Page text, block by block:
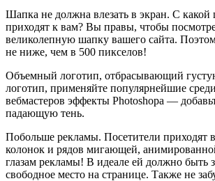
Шапка не должна влезать в экран. С
приходят к вам? Вы правы, чтобы
великолепную шапку вашего сайта.
не ниже, чем в 500 пикселов!
Объемный логотип, отбрасывающий
логотип, применяйте популярнейшие
вебмастеров эффекты Photoshopa —
падающую тень.
Побольше рекламы. Посетители приходят
колонок и рядов мигающей,
глазам рекламы! В идеале ей должно быть
свободное место на странице. Также не